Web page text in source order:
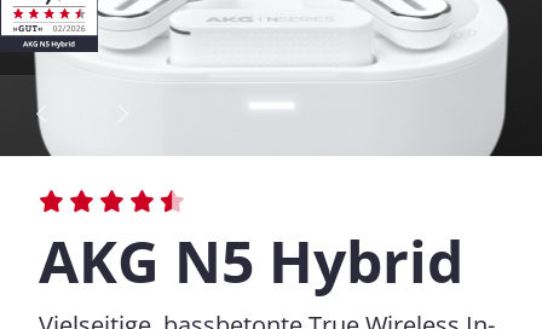
AKG N5 Hybrid